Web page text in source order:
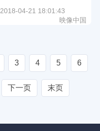
2018-04-21 18:01:43
映像中国
3 4 5 6
下一页 末页